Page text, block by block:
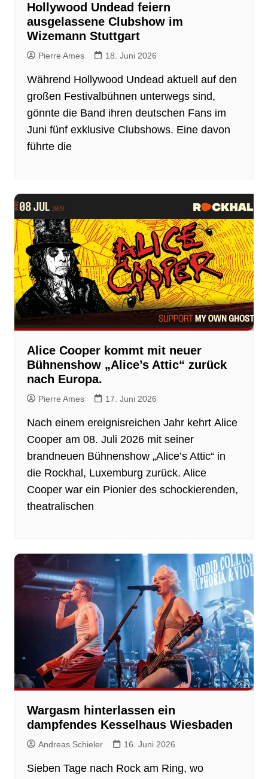
Hollywood Undead feiern
ausgelassene Clubshow im
Wizemann Stuttgart
Pierre Ames 18. Juni 2026
Während Hollywood Undead aktuell auf den
großen Festivalbühnen unterwegs sind,
gönnte die Band ihren deutschen Fans im
Juni fünf exklusive Clubshows. Eine davon
führte die
Alice Cooper kommt mit neuer
Bühnenshow „Alice’s Attic“ zurück
nach Europa.
Pierre Ames 17. Juni 2026
Nach einem ereignisreichen Jahr kehrt Alice
Cooper am 08. Juli 2026 mit seiner
brandneuen Bühnenshow „Alice’s Attic“ in
die Rockhal, Luxemburg zurück. Alice
Cooper war ein Pionier des schockierenden,
theatralischen
Wargasm hinterlassen ein
dampfendes Kesselhaus Wiesbaden
Andreas Schieler 16. Juni 2026
Sieben Tage nach Rock am Ring, wo